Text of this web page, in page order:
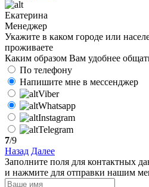
Екатерина
Менеджер
Укажите в каком городе или
проживаете
Каким образом Вам удобнее
По телефону
Напишите мне в мессенджер
Viber
Whatsapp
Instagram
Telegram
7/9
Назад Далее
Заполните поля для контактных
и нажмите для отправки нашим